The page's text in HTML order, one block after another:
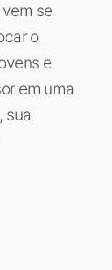
se
o
e
em uma
sua